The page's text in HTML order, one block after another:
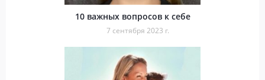
10 важных вопросов к себе
7 сентября 2023 г.